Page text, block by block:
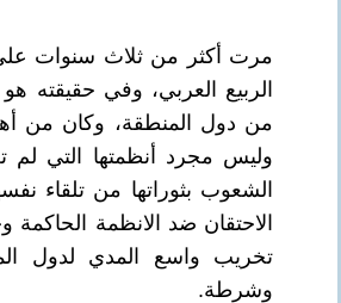
مرت أكثر من ثلاث سنوات
الربيع العربي، وفي حقيقته
من دول المنطقة، وكان من
وليس مجرد أنظمتها التي
الشعوب بثوراتها من تلقاء
الاحتقان ضد الانظمة
تخريب واسع المدي لدول
وشرطة.